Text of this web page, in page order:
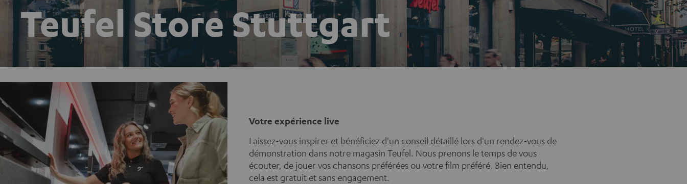
Teufel Store Stuttgart
Votre expérience live
Laissez-vous inspirer et bénéficiez d'un conseil détaillé lors d'un rendez-vous de
démonstration dans notre magasin Teufel. Nous prenons le temps de vous
écouter, de jouer vos chansons préférées ou votre film préféré. Bien entendu,
cela est gratuit et sans engagement.